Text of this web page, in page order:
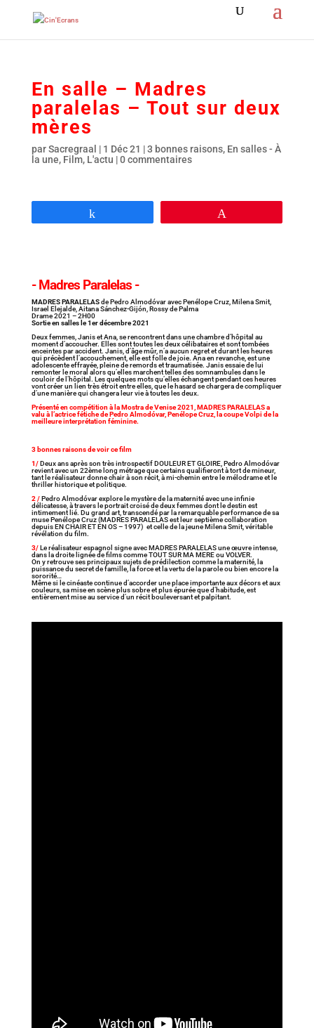
En salle – Madres
paralelas – Tout sur deux
mères
parSacregraal | 1 Déc 21 |3 bonnes raisons, En salles - À
la une, Film, L'actu |0 commentaires
- Madres Paralelas -
MADRES PARALELASde Pedro Almodóvar avec Penélope Cruz, Milena Smit,
Israel Elejalde, Aitana Sánchez-Gijón, Rossy de Palma
Drame 2021 – 2H00
Sortie en salles le 1er décembre 2021
Deux femmes, Janis et Ana, se rencontrent dans une chambre d’hôpital au
moment d’accoucher. Elles sont toutes les deux célibataires et sont tombées
enceintes par accident. Janis, d’âge mûr, n’a aucun regret et durant les heures
qui précèdent l’accouchement, elle est folle de joie. Ana en revanche, est une
adolescente effrayée, pleine de remords et traumatisée. Janis essaie de lui
remonter le moral alors qu’elles marchent telles des somnambules dans le
couloir de l’hôpital. Les quelques mots qu’elles échangent pendant ces heures
vont créer un lien très étroit entre elles, que le hasard se chargera de compliquer
d’une manière qui changera leur vie à toutes les deux.
Présenté en compétition à la Mostra de Venise 2021, MADRES PARALELAS a
valu à l’actrice fétiche de Pedro Almodóvar, Penélope Cruz, la coupe Volpi de la
meilleure interprétation féminine.
3 bonnes raisons de voir ce film
1/Deux ans après son très introspectif DOULEUR ET GLOIRE, Pedro Almodóvar
revient avec un 22ème long métrage que certains qualifieront à tort de mineur,
tant le réalisateur donne chair à son récit, à mi-chemin entre le mélodrame et le
thriller historique et politique.
2 /Pedro Almodóvar explore le mystère de la maternité avec une infinie
délicatesse, à travers le portrait croisé de deux femmes dont le destin est
intimement lié. Du grand art, transcendé par la remarquable performance de sa
muse Penélope Cruz (MADRES PARALELAS est leur septième collaboration
depuis EN CHAIR ET EN OS – 1997) et celle de la jeune Milena Smit, véritable
révélation du film.
3/Le réalisateur espagnol signe avec MADRES PARALELAS une œuvre intense,
dans la droite lignée de films comme TOUT SUR MA MERE ou VOLVER.
On y retrouve ses principaux sujets de prédilection comme la maternité, la
puissance du secret de famille, la force et la vertu de la parole ou bien encore la
sororité…
Même si le cinéaste continue d’accorder une place importante aux décors et aux
couleurs, sa mise en scène plus sobre et plus épurée que d’habitude, est
entièrement mise au service d’un récit bouleversant et palpitant.